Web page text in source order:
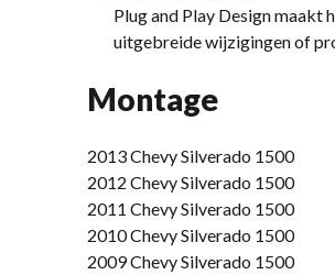
Plug and Play Design maakt
uitgebreide wijzigingen of
Montage
2013 Chevy Silverado 1500
2012 Chevy Silverado 1500
2011 Chevy Silverado 1500
2010 Chevy Silverado 1500
2009 Chevy Silverado 1500